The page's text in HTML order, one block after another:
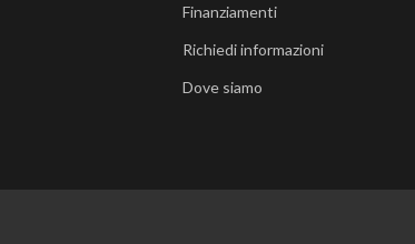
Finanziamenti
Richiedi informazioni
Dove siamo